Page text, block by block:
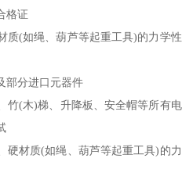
格证
(如绳、葫芦等起重工具)的力学性
部分进口元器件
(木)梯、升降板、安全帽等所有电
材质(如绳、葫芦等起重工具)的力